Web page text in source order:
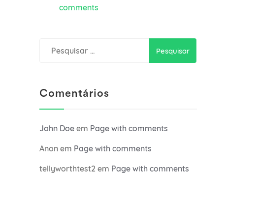
comments
por:
Comentários
John Doe em Page with comments
Anon em Page with comments
tellyworthtest2 em Page with comments